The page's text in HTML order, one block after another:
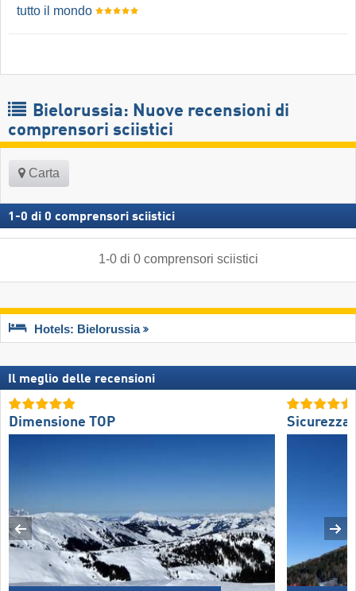
tutto il mondo
Bielorussia: Nuove recensioni di
comprensori sciistici
Carta
1 -0 di 0 comprensori sciistici
1-0di 0 comprensori sciistici
Hotels: Bielorussia
Il meglio delle recensioni
Dimensione TOP Sicurezza